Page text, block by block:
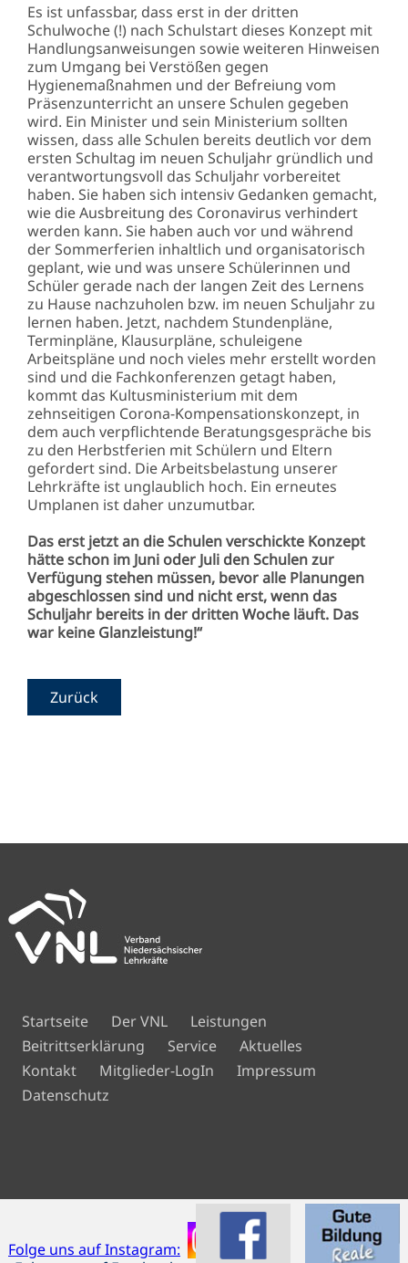
Es ist unfassbar, dass erst in der dritten
Schulwoche (!) nach Schulstart dieses Konzept mit
Handlungsanweisungen sowie weiteren Hinweisen
zum Umgang bei Verstößen gegen
Hygienemaßnahmen und der Befreiung vom
Präsenzunterricht an unsere Schulen gegeben
wird. Ein Minister und sein Ministerium sollten
wissen, dass alle Schulen bereits deutlich vor dem
ersten Schultag im neuen Schuljahr gründlich und
verantwortungsvoll das Schuljahr vorbereitet
haben. Sie haben sich intensiv Gedanken gemacht,
wie die Ausbreitung des Coronavirus verhindert
werden kann. Sie haben auch vor und während
der Sommerferien inhaltlich und organisatorisch
geplant, wie und was unsere Schülerinnen und
Schüler gerade nach der langen Zeit des Lernens
zu Hause nachzuholen bzw. im neuen Schuljahr zu
lernen haben. Jetzt, nachdem Stundenpläne,
Terminpläne, Klausurpläne, schuleigene
Arbeitspläne und noch vieles mehr erstellt worden
sind und die Fachkonferenzen getagt haben,
kommt das Kultusministerium mit dem
zehnseitigen Corona-Kompensationskonzept, in
dem auch verpflichtende Beratungsgespräche bis
zu den Herbstferien mit Schülern und Eltern
gefordert sind. Die Arbeitsbelastung unserer
Lehrkräfte ist unglaublich hoch. Ein erneutes
Umplanen ist daher unzumutbar.
Das erst jetzt an die Schulen verschickte Konzept
hätte schon im Juni oder Juli den Schulen zur
Verfügung stehen müssen, bevor alle Planungen
abgeschlossen sind und nicht erst, wenn das
Schuljahr bereits in der dritten Woche läuft. Das
war keine Glanzleistung!“
Zurück
Navigation
überspringen
Startseite Der VNL
Leistungen
Beitrittserklärung
Service
Aktuelles
Navigation
überspringen
Kontakt Mitglieder-LogIn
Impressum
Datenschutz
Folge uns auf Instagram: